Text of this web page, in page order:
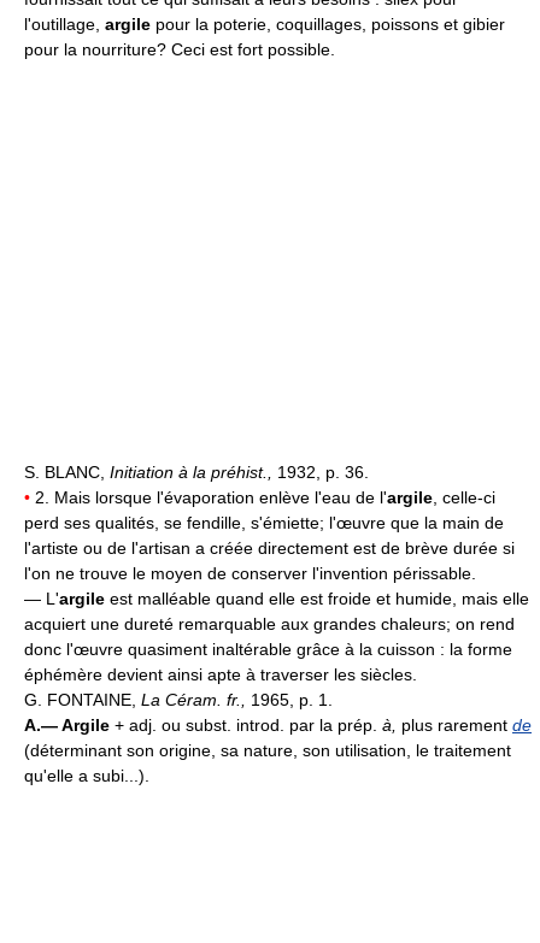
l'outillage, argile pour la poterie, coquillages, poissons et gibier
pour la nourriture? Ceci est fort possible.
S. BLANC, Initiation à la préhist., 1932, p. 36.
• 2. Mais lorsque l'évaporation enlève l'eau de l'argile , celle-ci
perd ses qualités, se fendille, s'émiette; l'œuvre que la main de
l'artiste ou de l'artisan a créée directement est de brève durée si
l'on ne trouve le moyen de conserver l'invention périssable.
— L'argile est malléable quand elle est froide et humide, mais elle
acquiert une dureté remarquable aux grandes chaleurs; on rend
donc l'œuvre quasiment inaltérable grâce à la cuisson : la forme
éphémère devient ainsi apte à traverser les siècles.
G. FONTAINE, La Céram. fr., 1965, p. 1.
A.—Argile + adj. ou subst. introd. par la prép. à, plus rarement de
(déterminant son origine, sa nature, son utilisation, le traitement
qu'elle a subi...).